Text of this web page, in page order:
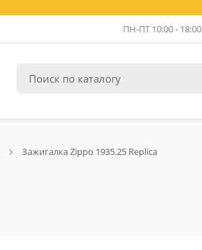
ПН-ПТ 10:00 - 18:00
Зажигалка Zippo 1935.25 Replica